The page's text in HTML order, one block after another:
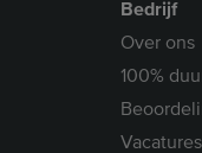
Bedrijf
Over ons
100%